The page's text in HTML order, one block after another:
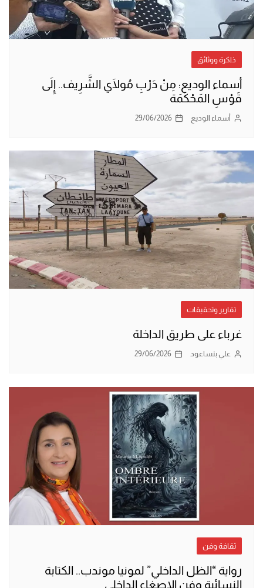
ذاكرة ووثائق
أسماء الوديع: مِنْ دَرْبِ مُولَاي الشَّرِيف.. إِلَى
قَوْسِ المَحْكَمَة
أسماء الوديع 29/06/2026
تقارير وتحقيقات
غرباء على طريق الداخلة
علي بنساعود 29/06/2026
ثقافة وفن
رواية “الظل الداخلي” لمونيا موندب.. الكتابة
النسائية وفن الإصغاء الداخلي